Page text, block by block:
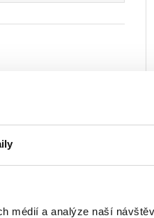
médií a analýze naší
+400 Kč